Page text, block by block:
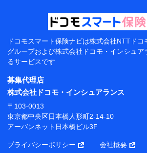
提供当事者から受領当事者が個人デー
電子的・電磁的方法等
【共同して利用する者の範囲】
当社
株式会社NTTドコモ・フィナンシャル
【利用目的】
当社または株式会社NTTドコモ・フィ
プが提供する保険関連サービスにおけ
付および管理のため
当社または株式会社NTTドコモ・フィ
携会社の保険その他に関する情報を提
ドコモスマート保険ナビは株式会社NTTドコ
グループおよび株式会社ドコモ・インシュア
るサービスです
募集代理店
株式会社ドコモ・インシュアランス
〒103-0013
東京都中央区日本橋人形町2-14-10
アーバンネット日本橋ビル3F
プライバシーポリシー 会社概要